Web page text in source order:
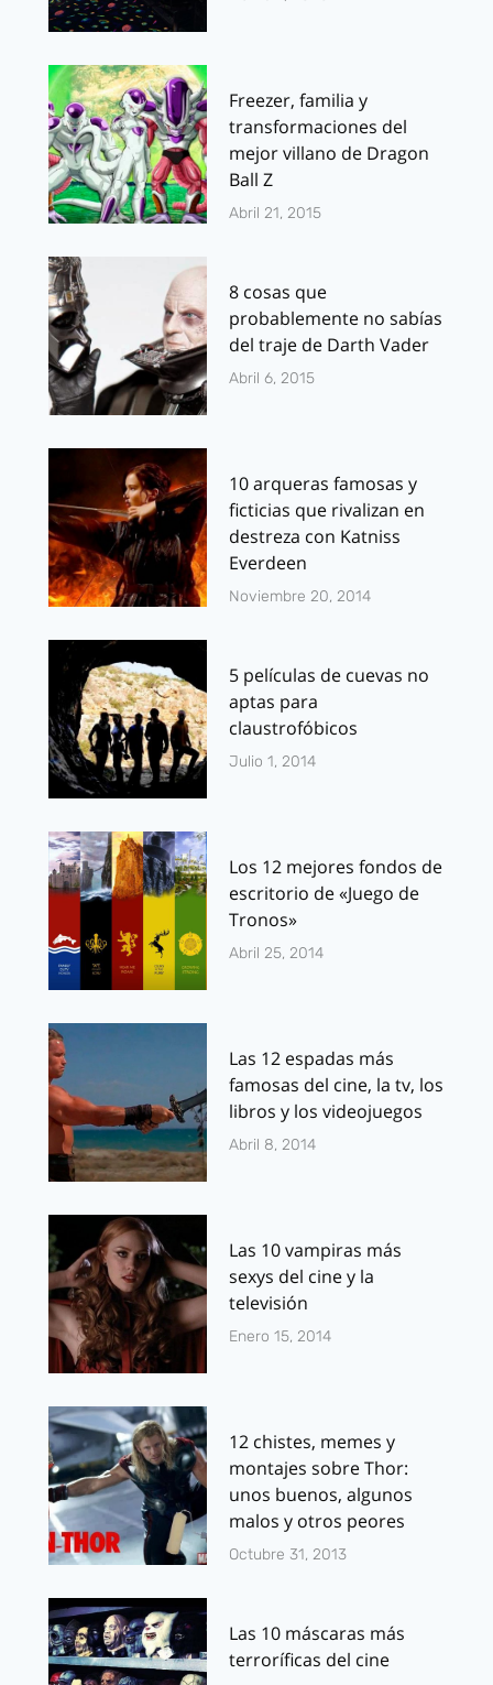
Freezer, familia y
transformaciones del
mejor villano de Dragon
Ball Z
Abril 21, 2015
8 cosas que
probablemente no sabías
del traje de Darth Vader
Abril 6, 2015
10 arqueras famosas y
ficticias que rivalizan en
destreza con Katniss
Everdeen
Noviembre 20, 2014
5 películas de cuevas no
aptas para
claustrofóbicos
Julio 1, 2014
Los 12 mejores fondos de
escritorio de «Juego de
Tronos»
Abril 25, 2014
Las 12 espadas más
famosas del cine, la tv, los
libros y los videojuegos
Abril 8, 2014
Las 10 vampiras más
sexys del cine y la
televisión
Enero 15, 2014
12 chistes, memes y
montajes sobre Thor:
unos buenos, algunos
malos y otros peores
Octubre 31, 2013
Las 10 máscaras más
terroríficas del cine